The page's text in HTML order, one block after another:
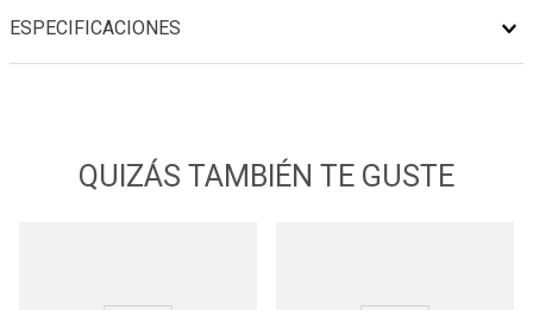
ESPECIFICACIONES
QUIZÁS TAMBIÉN TE GUSTE